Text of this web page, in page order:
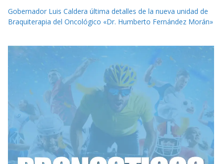
Gobernador Luis Caldera última detalles de la nueva unidad de
Braquiterapia del Oncológico «Dr. Humberto Fernández Morán»